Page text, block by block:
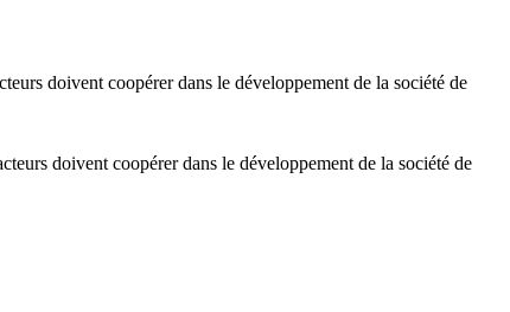
doivent coopérer dans le développement de la société de
doivent coopérer dans le développement de la société de